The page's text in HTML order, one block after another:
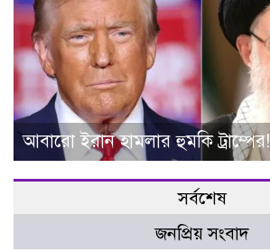
আবারো ইরান হামলার হুমকি ট্রাম্পের!
সর্বশেষ
জনপ্রিয় সংবাদ